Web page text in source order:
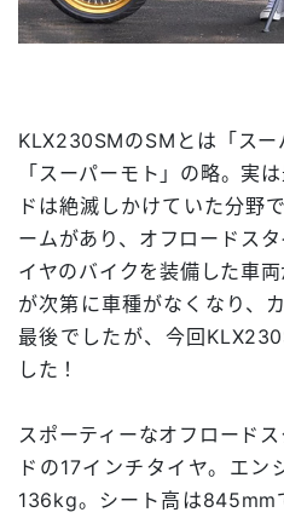
KLX230SMのSMとは「ス
「スーパーモト」の略。実
ドは絶滅しかけていた分野
ームがあり、オフロードス
イヤのバイクを装備した車
が次第に車種がなくなり、
最後でしたが、今回
した！
スポーティーなオフロード
ドの17インチタイヤ。エン
136kg。シート高は845mm